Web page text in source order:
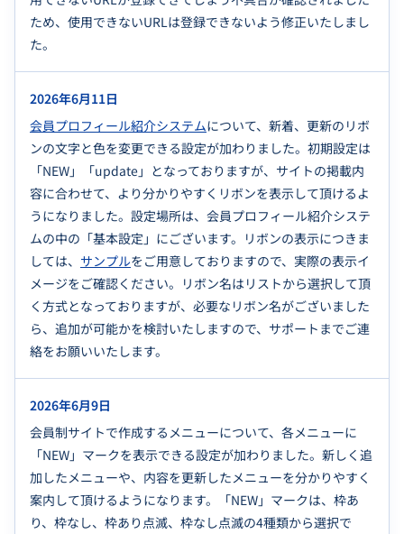
ため、使用できないURLは登録できないよう修正いたしまし
た。
2026年6月11日
会員プロフィール紹介システムについて、新着、更新のリボ
ンの文字と色を変更できる設定が加わりました。初期設定は
「NEW」「update」となっておりますが、サイトの掲載内
容に合わせて、より分かりやすくリボンを表示して頂けるよ
うになりました。設定場所は、会員プロフィール紹介システ
ムの中の「基本設定」にございます。リボンの表示につきま
しては、 サンプルをご用意しておりますので、実際の表示イ
メージをご確認ください。リボン名はリストから選択して頂
く方式となっておりますが、必要なリボン名がございました
ら、追加が可能かを検討いたしますので、サポートまでご連
絡をお願いいたします。
2026年6月9日
会員制サイトで作成するメニューについて、各メニューに
「NEW」マークを表示できる設定が加わりました。新しく追
加したメニューや、内容を更新したメニューを分かりやすく
案内して頂けるようになります。「NEW」マークは、枠あ
り、枠なし、枠あり点滅、枠なし点滅の4種類から選択で